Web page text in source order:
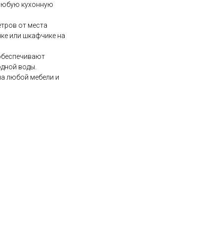
кухонную
от места
или шкафчике на
воды.
любой мебели и